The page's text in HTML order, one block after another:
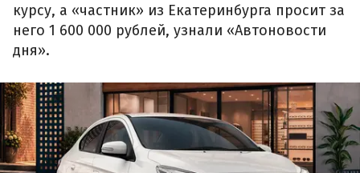
курсу, а «частник» из Екатеринбурга просит за
него 1 600 000 рублей, узнали «Автоновости
дня».